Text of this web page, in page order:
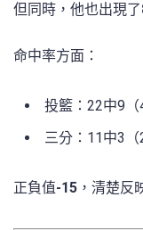
但同時，他也出現了
命中率方面：
投籃：22中9（
三分：11中3（
正負值-15 ，清楚反